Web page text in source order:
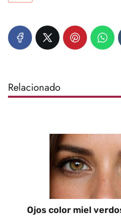
Relacionado
Ojos color miel